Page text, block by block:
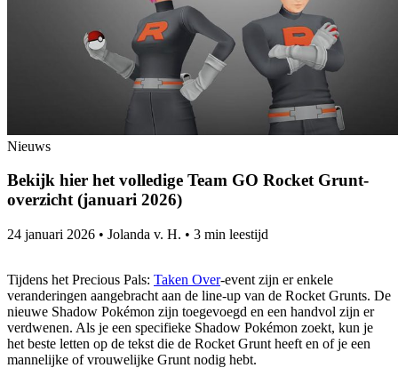
Nieuws
Bekijk hier het volledige Team GO Rocket Grunt-
overzicht (januari 2026)
24 januari 2026 • Jolanda v. H. • 3 min leestijd
Tijdens het Precious Pals: Taken Over-event zijn er enkele
veranderingen aangebracht aan de line-up van de Rocket Grunts. De
nieuwe Shadow Pokémon zijn toegevoegd en een handvol zijn er
verdwenen. Als je een specifieke Shadow Pokémon zoekt, kun je
het beste letten op de tekst die de Rocket Grunt heeft en of je een
mannelijke of vrouwelijke Grunt nodig hebt.